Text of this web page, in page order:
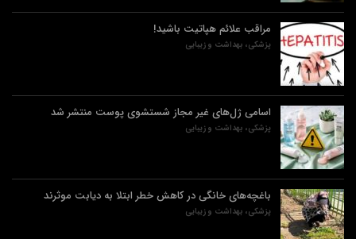
مراقب علائم هپاتیت باشید!
پزشکی، بهداشت و زیبایی
اسامی ژل‌های غیر مجاز شستشوی پوست منتشر شد
پزشکی، بهداشت و زیبایی
باغچه‌های خانگی در کاهش خطر ابتلا به دیابت موثرند
پزشکی، بهداشت و زیبایی